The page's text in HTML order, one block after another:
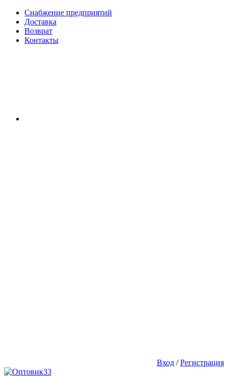
Снабжение предприятий
Доставка
Возврат
Контакты
Вход /Регистрация